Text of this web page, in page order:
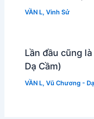
VẦN L, Vinh Sử
Lần đầu cũng
Dạ Cầm)
VẦN L, Vũ Chương -